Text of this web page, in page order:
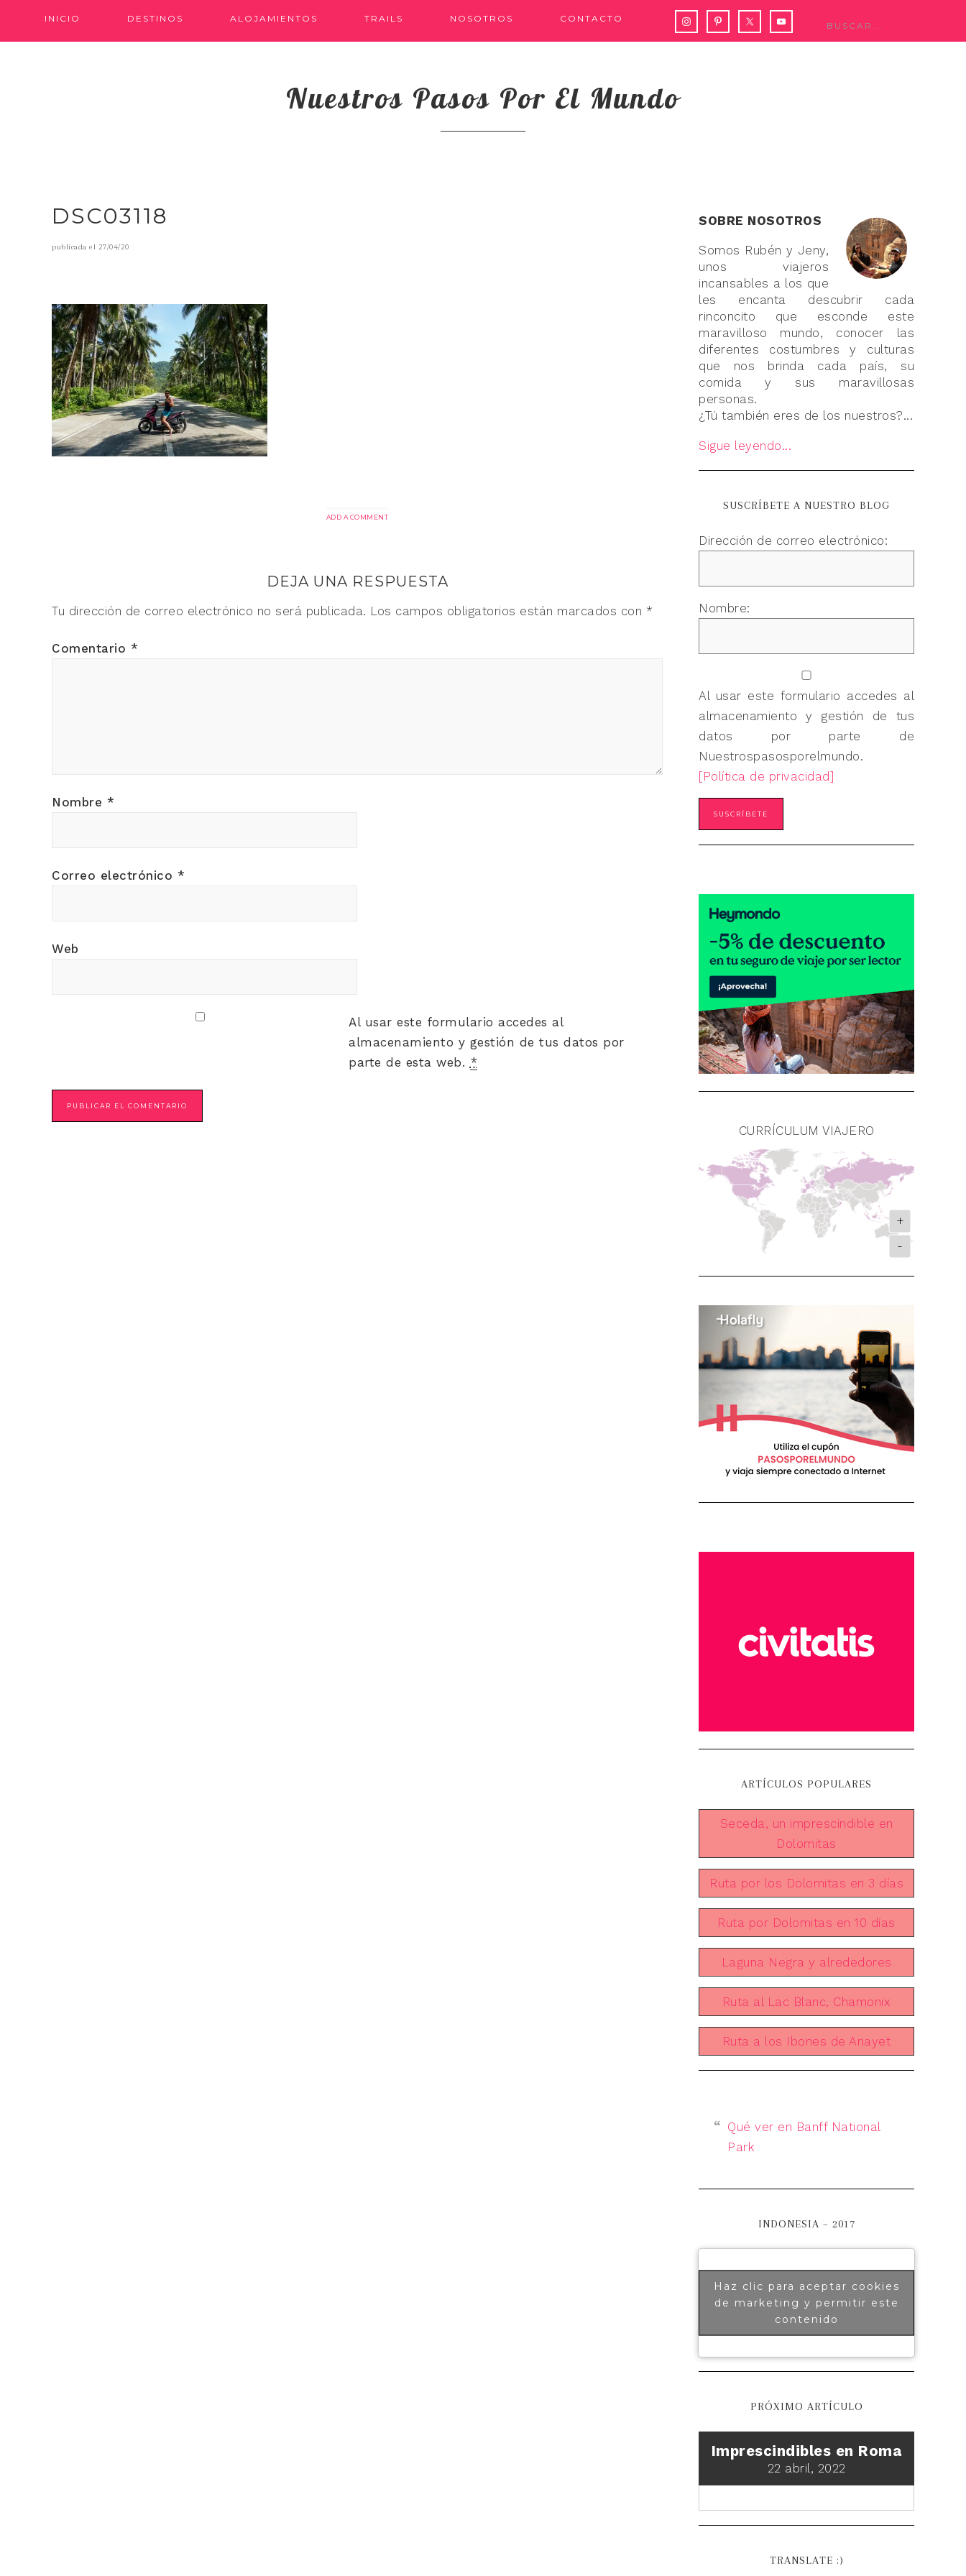
INICIO DESTINOS ALOJAMIENTOS TRAILS NOSOTROS CONTACTO
Nuestros Pasos Por El Mundo
DSC03118
publicada el 27/04/20
ADD A COMMENT
DEJA UNA RESPUESTA
Tu dirección de correo electrónico no será publicada. Los campos obligatorios están marcados con *
Comentario *
Nombre *
Correo electrónico *
Web
Al usar este formulario accedes al
almacenamiento y gestión de tus datos por
parte de esta web. *
SOBRE NOSOTROS
Somos Rubén y Jeny,
unos viajeros
incansables a los que
les encanta descubrir cada
rinconcito que esconde este
maravilloso mundo, conocer las
diferentes costumbres y culturas
que nos brinda cada país, su
comida y sus maravillosas
personas.
¿Tú también eres de los nuestros?...
Sigue leyendo...
SUSCRÍBETE A NUESTRO BLOG
Dirección de correo electrónico:
Nombre:
Al usar este formulario accedes al
almacenamiento y gestión de tus
datos por parte de
Nuestrospasosporelmundo.
[Política de privacidad]
CURRÍCULUM VIAJERO
+
-
ARTÍCULOS POPULARES
Seceda, un imprescindible en
Dolomitas
Ruta por los Dolomitas en 3 días
Ruta por Dolomitas en 10 días
Laguna Negra y alrededores
Ruta al Lac Blanc, Chamonix
Ruta a los Ibones de Anayet
Qué ver en Banff National
Park
INDONESIA – 2017
Haz clic para aceptar cookies
de marketing y permitir este
contenido
PRÓXIMO ARTÍCULO
Imprescindibles en Roma
22 abril, 2022
TRANSLATE :)